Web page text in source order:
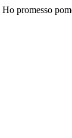
promesso